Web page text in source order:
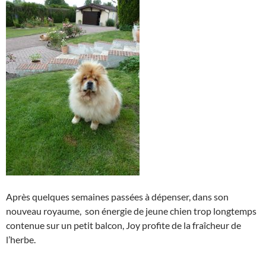
Après quelques semaines passées à dépenser, dans son
nouveau royaume, son énergie de jeune chien trop longtemps
contenue sur un petit balcon, Joy profite de la fraîcheur de
l’herbe.